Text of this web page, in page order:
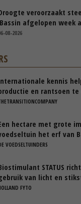
veroorzaakt
afgelopen week
08-2026
kennis
en rantsoen
hectare met grote
het erf van
VOEDSELTUINDERS
STATUS
van licht en
FYTO